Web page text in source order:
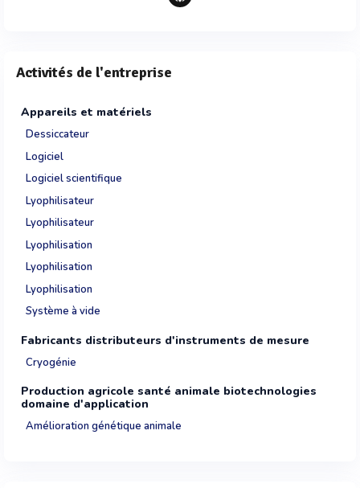
Activités de l'entreprise
Appareils et matériels
Dessiccateur
Logiciel
Logiciel scientifique
Lyophilisateur
Lyophilisateur
Lyophilisation
Lyophilisation
Lyophilisation
Système à vide
Fabricants distributeurs d'instruments de mesure
Cryogénie
Production agricole santé animale biotechnologies
domaine d'application
Amélioration génétique animale